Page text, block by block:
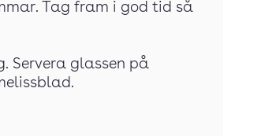
Tag fram i god tid så
Servera glassen på